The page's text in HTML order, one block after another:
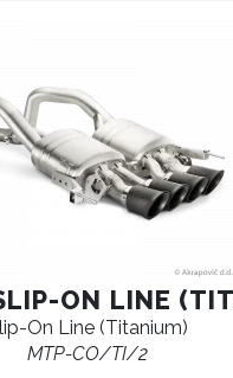
ON LINE
On Line (Titanium)
MTP-CO/TI/2